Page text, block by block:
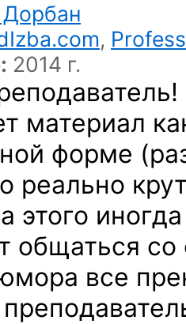
Дорбан
,
2014 г.
материал
форме
реально
этого
общаться со
все